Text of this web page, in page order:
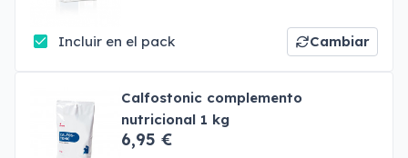
Incluir en el pack Cambiar
Calfostonic complemento
nutricional 1 kg
6,95 €